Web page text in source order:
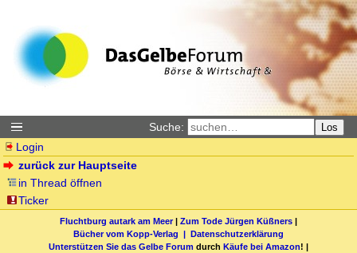
Suche: Los
Login
zurück zur Hauptseite
in Thread öffnen
Ticker
Fluchtburg autark am Meer| Zum Tode Jürgen Küßners |
Bücher vom Kopp-Verlag | Datenschutzerklärung
Unterstützen Sie das Gelbe Forum durch Käufe bei Amazon! |